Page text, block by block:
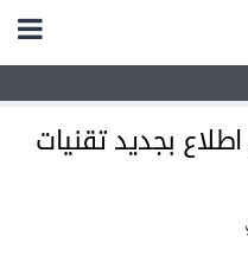
بجديد تقنيات